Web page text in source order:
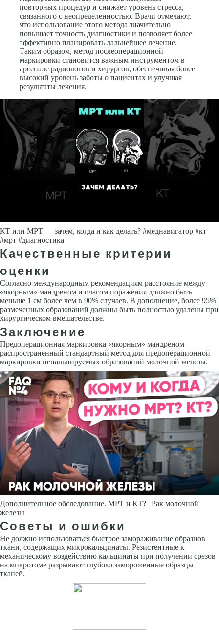
повторных процедур и снижает уровень стресса,
связанного с неопределенностью. Врачи отмечают,
что использование этого метода значительно
повышает точность диагностики и позволяет более
эффективно планировать дальнейшее лечение.
Таким образом, метод послеоперационной
маркировки становится важным инструментом в
арсенале радиологов и хирургов, обеспечивая более
высокий уровень заботы о пациентах и улучшая
результаты лечения.
КТ или МРТ — зачем, когда и как делать? #меднавигатор #кт
#мрт #диагностика
Качественные критерии
оценки
Согласно международным рекомендациям расстояние между
«якорным» мандреном и очагом поражения должно быть
меньше 1 см более чем в 90% случаев. В дополнение, более 95%
размеченных образований должны быть полностью удалены при
хирургическом вмешательстве.
Заключение
Предоперационная маркировка «якорным» мандреном —
распространенный стандартный метод для предоперационной
маркировки непальпируемых образований молочной железы.
Дополнительное обследование. МРТ и КТ? | Рак молочной
железы
Советы и ошибки
Не должно использоваться быстрое замораживание образцов
ткани, со­держащих микрокальцинаты. Резистентные к
механическому воздействию кальцинаты при получении срезов
на микротоме разрывают глубоко заморо­женные образцы
тканей.